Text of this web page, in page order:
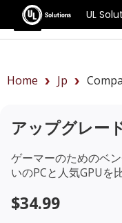
UL
ベンチマ
Home Jp
アップグレー
ゲーマーのためのベ
いのPCと人気GPUを
$34.99